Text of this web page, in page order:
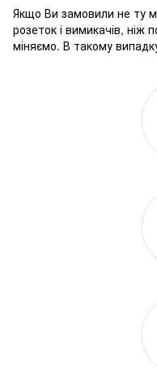
Якщо Ви замовили не ту
розеток і вимикачів, ніж
міняємо. В такому